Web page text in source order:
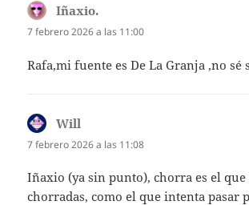
Iñaxio.
7 febrero 2026 a las 11:00
Rafa,mi fuente es De La Granja ,no sé
Will
7 febrero 2026 a las 11:08
Iñaxio (ya sin punto), chorra es el que
chorradas, como el que intenta pasar